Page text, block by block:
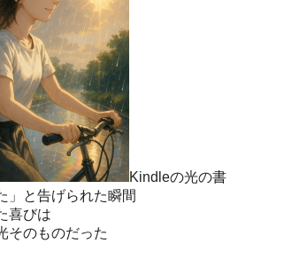
Kindleの光の書
」と告げられた瞬間
喜びは
そのものだった